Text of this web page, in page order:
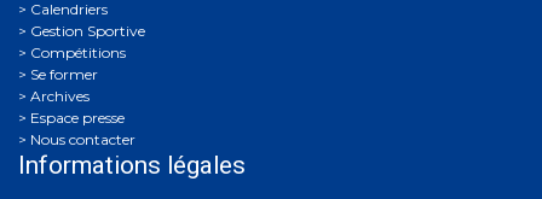
Calendriers
Gestion Sportive
Compétitions
Se former
Archives
Espace presse
Nous contacter
Informations légales